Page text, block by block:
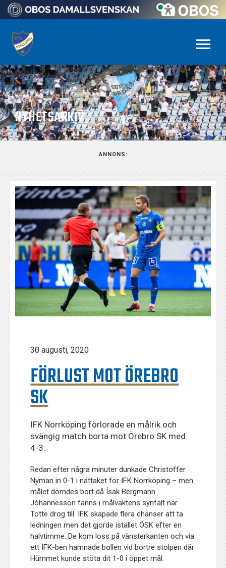
NYHETSARKIV
ANNONS:
30 augusti, 2020
FÖRLUST MOT ÖREBRO
SK
IFK Norrköping förlorade en målrik och
svängig match borta mot Örebro SK med
4-3.
Redan efter några minuter dunkade Christoffer
Nyman in 0-1 i nättaket för IFK Norrköping – men
målet dömdes bort då Ísak Bergmann
Jóhannesson fanns i målvaktens synfält när
Totte drog till. IFK skapade flera chanser att ta
ledningen men det gjorde istället ÖSK efter en
halvtimme. De kom loss på vänsterkanten och via
ett IFK-ben hamnade bollen vid bortre stolpen där
Hümmet kunde stöta dit 1-0 i öppet mål.